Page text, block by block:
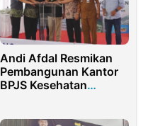
Andi Afdal Resmikan
Pembangunan Kantor
BPJS Kesehatan